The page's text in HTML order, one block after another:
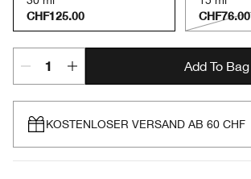
CHF125.00 CHF76.00
Add To Bag
KOSTENLOSER VERSAND AB 60 CHF